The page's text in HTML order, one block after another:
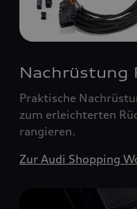
Nachrüstung
Praktische
zum erleichterten
rangieren.
Zur Audi Shopping